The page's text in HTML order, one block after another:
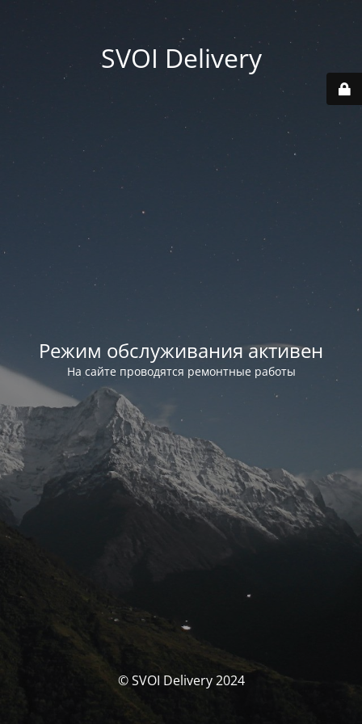
SVOI Delivery
Режим обслуживания активен
На сайте проводятся ремонтные работы
© SVOI Delivery 2024